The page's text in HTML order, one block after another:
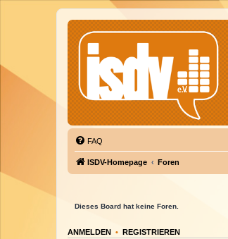
FAQ
ISDV-Homepage Foren
Dieses Board hat keine Foren.
ANMELDEN • REGISTRIEREN